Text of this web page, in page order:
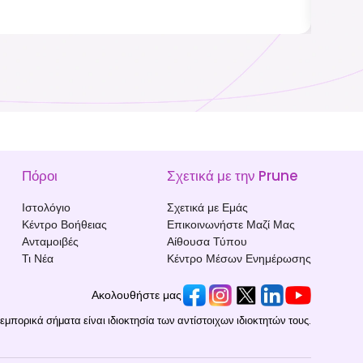
Πόροι
Ιστολόγιο
Κέντρο Βοήθειας
Ανταμοιβές
Τι Νέα
Σχετικά με την Prune
Σχετικά με Εμάς
Επικοινωνήστε Μαζί Μας
Αίθουσα Τύπου
Κέντρο Μέσων Ενημέρωσης
Ακολουθήστε μας
σήματα είναι ιδιοκτησία των αντίστοιχων ιδιοκτητών τους.